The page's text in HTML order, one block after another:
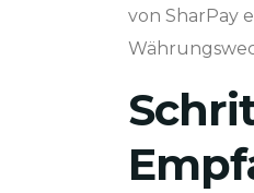
von SharPay